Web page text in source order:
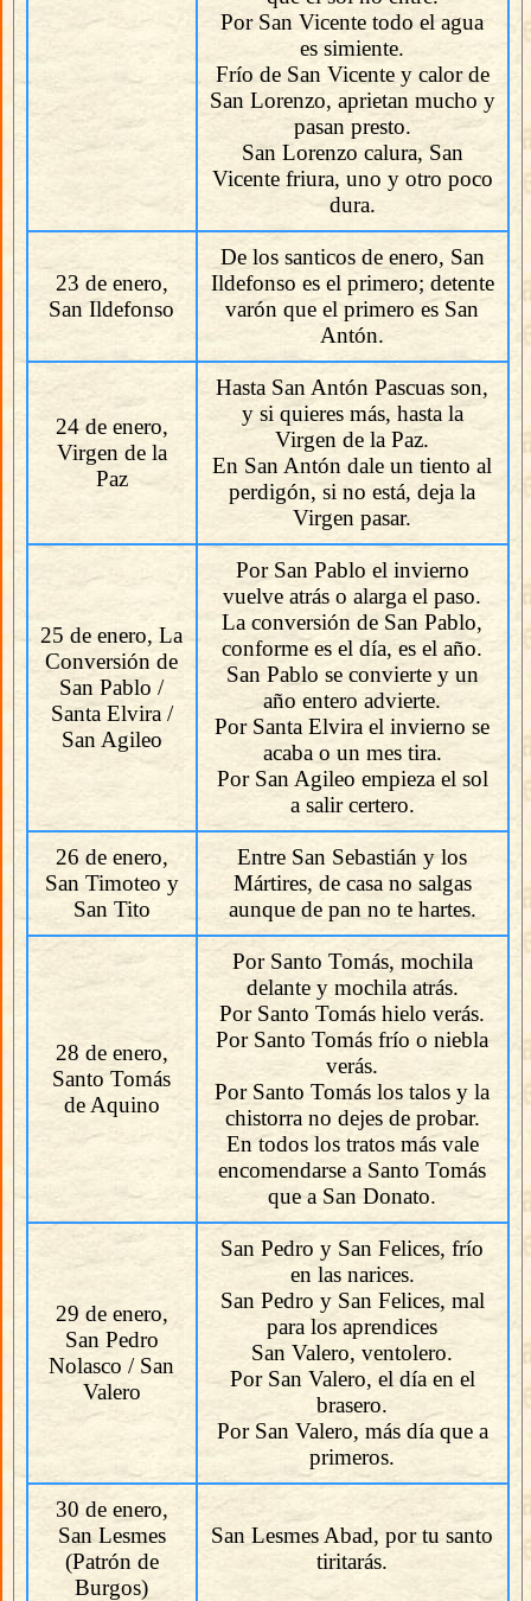
Por San Vicente todo el agua
es simiente.
Frío de San Vicente y calor de
San Lorenzo, aprietan mucho y
pasan presto.
San Lorenzo calura, San
Vicente friura, uno y otro poco
dura.
23 de enero,
San Ildefonso
De los santicos de enero, San
Ildefonso es el primero; detente
varón que el primero es San
Antón.
24 de enero,
Virgen de la
Paz
Hasta San Antón Pascuas son,
y si quieres más, hasta la
Virgen de la Paz.
En San Antón dale un tiento al
perdigón, si no está, deja la
Virgen pasar.
25 de enero, La
Conversión de
San Pablo /
Santa Elvira /
San Agileo
Por San Pablo el invierno
vuelve atrás o alarga el paso.
La conversión de San Pablo,
conforme es el día, es el año.
San Pablo se convierte y un
año entero advierte.
Por Santa Elvira el invierno se
acaba o un mes tira.
Por San Agileo empieza el sol
a salir certero.
26 de enero,
San Timoteo y
San Tito
Entre San Sebastián y los
Mártires, de casa no salgas
aunque de pan no te hartes.
28 de enero,
Santo Tomás
de Aquino
Por Santo Tomás, mochila
delante y mochila atrás.
Por Santo Tomás hielo verás.
Por Santo Tomás frío o niebla
verás.
Por Santo Tomás los talos y la
chistorra no dejes de probar.
En todos los tratos más vale
encomendarse a Santo Tomás
que a San Donato.
29 de enero,
San Pedro
Nolasco / San
Valero
San Pedro y San Felices, frío
en las narices.
San Pedro y San Felices, mal
para los aprendices
San Valero, ventolero.
Por San Valero, el día en el
brasero.
Por San Valero, más día que a
primeros.
30 de enero,
San Lesmes
(Patrón de
Burgos)
San Lesmes Abad, por tu santo
tiritarás.